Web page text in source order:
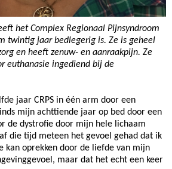
het Complex Regionaal Pijnsyndroom
twintig jaar bedlegerig is. Ze is geheel
en heeft zenuw- en aanraakpijn. Ze
euthanasie ingediend bij de
jaar CRPS in één arm door een
mijn achttiende jaar op bed door een
de dystrofie door mijn hele lichaam
die tijd meteen het gevoel gehad dat ik
kan oprekken door de liefde van mijn
maar dat het echt een keer